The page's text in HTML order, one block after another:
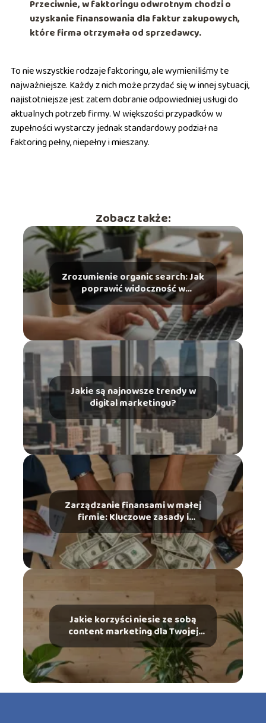
Przeciwnie, w faktoringu odwrotnym chodzi o
uzyskanie finansowania dla faktur zakupowych,
które firma otrzymała od sprzedawcy.
To nie wszystkie rodzaje faktoringu, ale wymieniliśmy te
najważniejsze. Każdy z nich może przydać się w innej sytuacji,
najistotniejsze jest zatem dobranie odpowiedniej usługi do
aktualnych potrzeb firmy. W większości przypadków w
zupełności wystarczy jednak standardowy podział na
faktoring pełny, niepełny i mieszany.
Zobacz także:
Zrozumienie organic search: Jak
poprawić widoczność w
wyszukiwarkach?
Jakie są najnowsze trendy w
digital marketingu?
Zarządzanie finansami w małej
firmie: Kluczowe zasady i
narzędzia
Jakie korzyści niesie ze sobą
content marketing dla Twojej
marki?